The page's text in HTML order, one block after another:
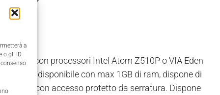
a
o gli ID
con processori Intel Atom Z510P o VIA Eden
200 è disponibile con max 1GB di ram, dispone di
dei dati con accesso protetto da serratura. Dispone